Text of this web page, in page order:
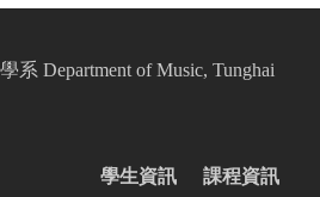
系 Department of Music, Tunghai
學生資訊 課程資訊